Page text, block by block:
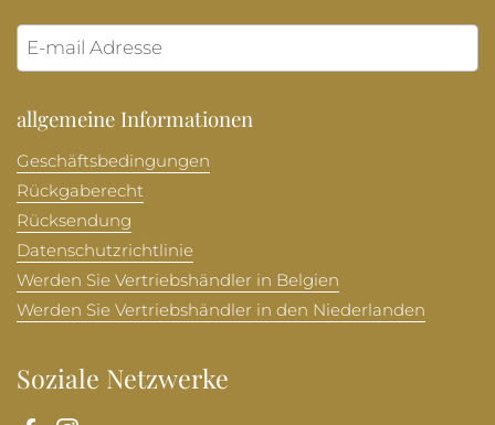
allgemeine Informationen
Geschäftsbedingungen
Rückgaberecht
Rücksendung
Datenschutzrichtlinie
Werden Sie Vertriebshändler in Belgien
Werden Sie Vertriebshändler in den Niederlanden
Soziale Netzwerke